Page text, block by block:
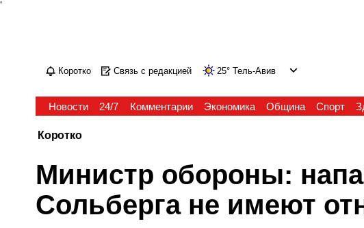
'
Коротко Связь с редакцией 25° Тель-Авив
Новости 24/7 Комментарии Экономика Община Спорт
Коротко
Министр обороны:
Сольберга не имеют